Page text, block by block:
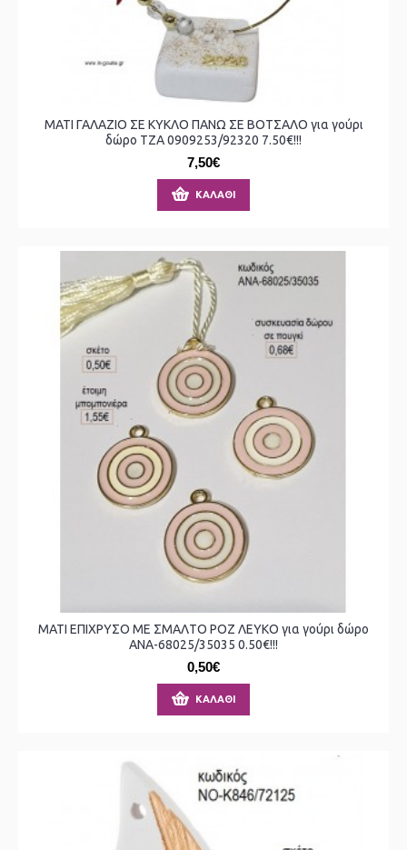
ΜΑΤΙ ΓΑΛΑΖΙΟ ΣΕ ΚΥΚΛΟ ΠΑΝΩ ΣΕ ΒΟΤΣΑΛΟ για γούρι
δώρο ΤΖΑ 0909253/92320 7.50€!!!
7,50€
ΚΑΛΆΘΙ
ΜΑΤΙ ΕΠΙΧΡΥΣΟ ΜΕ ΣΜΑΛΤΟ ΡΟΖ ΛΕΥΚΟ για γούρι δώρο
ΑΝΑ-68025/35035 0.50€!!!
0,50€
ΚΑΛΆΘΙ